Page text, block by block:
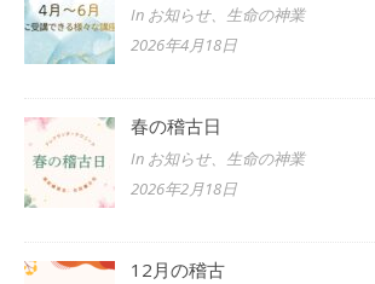
In お知らせ、生命の神業
2026年4月18日
春の稽古日
In お知らせ、生命の神業
2026年2月18日
12月の稽古